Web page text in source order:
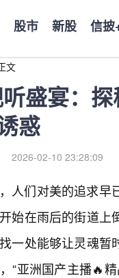
股市 新股 信披
文
盛宴：
惑
2026-02-10 23:28:09
人们对美的追求早
始在雨后的街道上
一处能够让灵魂
“亚洲国产主播🔥